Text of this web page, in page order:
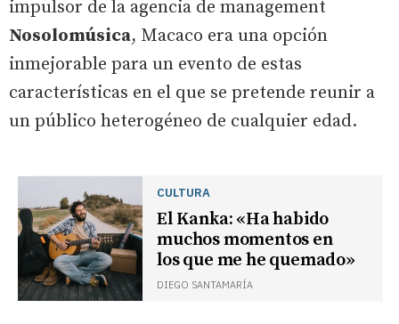
impulsor de la agencia de management
Nosolomúsica, Macaco era una opción
inmejorable para un evento de estas
características en el que se pretende reunir a
un público heterogéneo de cualquier edad.
CULTURA
El Kanka: «Ha habido
muchos momentos en
los que me he quemado»
DIEGO SANTAMARÍA